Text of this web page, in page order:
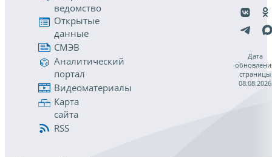
ведомство
Открытые
данные
СМЭВ
Аналитический
портал
Видеоматериалы
Карта
сайта
RSS
Дата
страницы
08.08.2026